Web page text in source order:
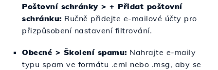
Poštovní schránky > + Přidat poštovní
schránku: Ručně přidejte e-mailové účty pro
přizpůsobení nastavení filtrování.
Obecné > Školení spamu: Nahrajte e-maily
typu spam ve formátu .eml nebo .msg, aby se